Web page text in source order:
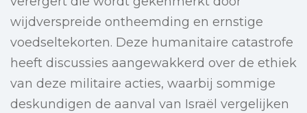
wijdverspreide ontheemding en ernstige
voedseltekorten. Deze humanitaire catastrofe
heeft discussies aangewakkerd over de ethiek
van deze militaire acties, waarbij sommige
deskundigen de aanval van Israël vergelijken